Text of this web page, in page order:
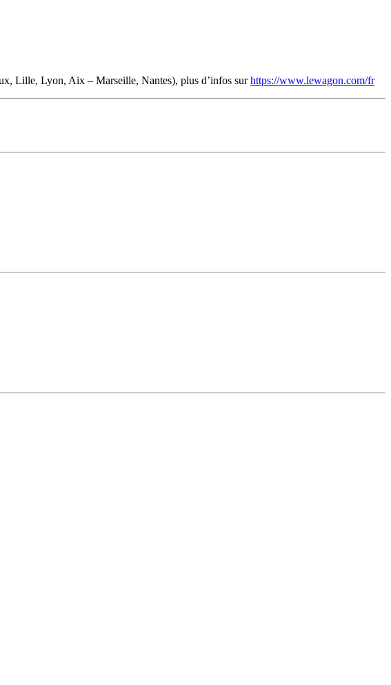
Lille, Lyon, Aix – Marseille, Nantes), plus d’infos surhttps://www.lewagon.com/fr